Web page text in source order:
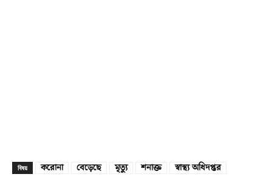
বিষয় করোনা বেড়েছে মৃত্যু শনাক্ত স্বাস্থ‌্য অধিদপ্তর